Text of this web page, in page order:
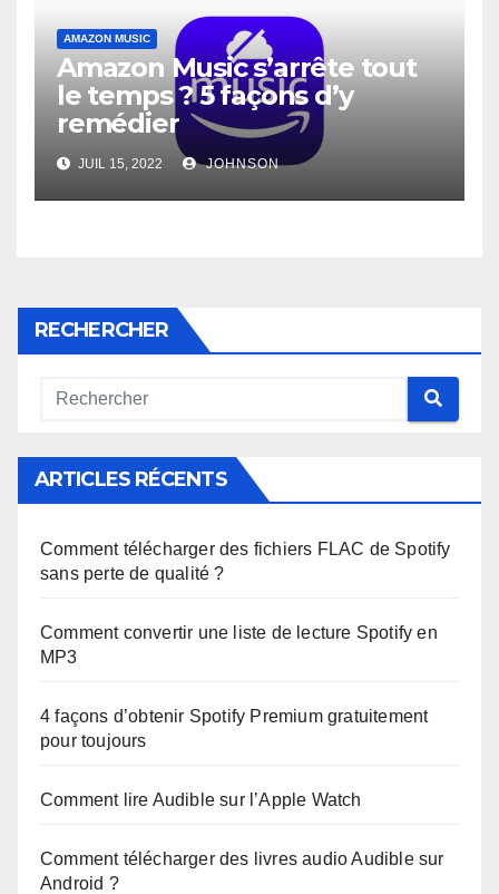
AMAZON MUSIC
Amazon Music s’arrête tout
le temps ? 5 façons d’y
remédier
JUIL 15, 2022 JOHNSON
RECHERCHER
ARTICLES RÉCENTS
Comment télécharger des fichiers FLAC de Spotify
sans perte de qualité ?
Comment convertir une liste de lecture Spotify en
MP3
4 façons d’obtenir Spotify Premium gratuitement
pour toujours
Comment lire Audible sur l’Apple Watch
Comment télécharger des livres audio Audible sur
Android ?